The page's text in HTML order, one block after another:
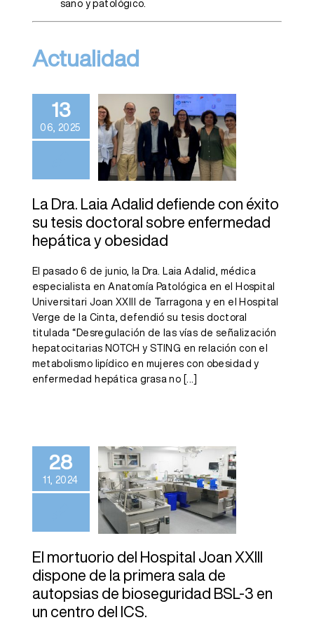
sano y patológico.
Actualidad
13
06, 2025
La Dra. Laia
defiende con
éxito su tesis
doctoral sobre
enfermedad
obesidad
La Dra. Laia Adalid defiende con éxito
su tesis doctoral sobre enfermedad
hepática y obesidad
El pasado 6 de junio, la Dra. Laia Adalid, médica
especialista en Anatomía Patológica en el Hospital
Universitari Joan XXIII de Tarragona y en el Hospital
Verge de la Cinta, defendió su tesis doctoral
titulada “Desregulación de las vías de señalización
hepatocitarias NOTCH y STING en relación con el
metabolismo lipídico en mujeres con obesidad y
enfermedad hepática grasa no [...]
28
11, 2024
dispone de la
primera sala
de autopsias
de
BSL-3 en un
centro del ICS.
El mortuorio del Hospital Joan XXIII
dispone de la primera sala de
autopsias de bioseguridad BSL-3 en
un centro del ICS.